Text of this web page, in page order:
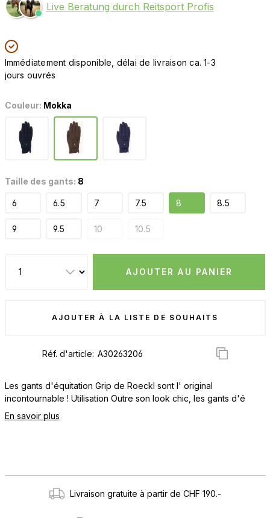
Live Beratung durch Reitsport Profis
Immédiatement disponible, délai de livraison ca. 1-3
jours ouvrés
Couleur: Mokka
Taille des gants: 8
6 6.5 7 7.5 8 8.5
9 9.5 10 10.5
AJOUTER AU PANIER
AJOUTER À LA LISTE DE SOUHAITS
Réf. d'article:
Les gants d'équitation Grip de Roeckl sont l' original
incontournable ! Utilisation Outre son look chic, les gants d'é
En savoir plus
Livraison gratuite à partir de CHF 190.-